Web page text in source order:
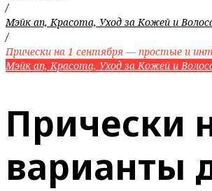
/
Мэйк ап, Красота, Уход за Кожей и
/
Прически на 1 сентября — простые и
Мэйк ап, Красота, Уход за Кожей и
Прически
варианты